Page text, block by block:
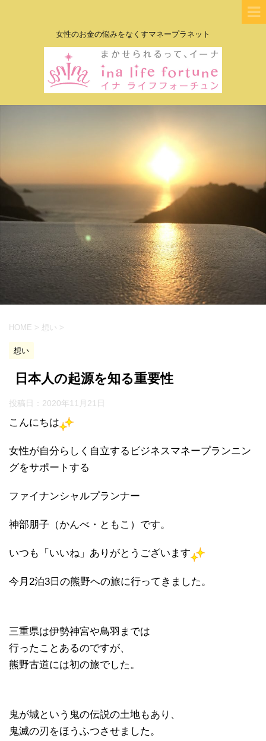
女性のお金の悩みをなくすマネープラネット
HOME > 想い >
想い
日本人の起源を知る重要性
投稿日： 2020年11月21日
こんにちは
女性が自分らしく自立するビジネスマネープランニン
グをサポートする
ファイナンシャルプランナー
神部朋子（かんべ・ともこ）です。
いつも「いいね」ありがとうございます
今月2泊3日の熊野への旅に行ってきました。
三重県は伊勢神宮や鳥羽までは
行ったことあるのですが、
熊野古道には初の旅でした。
鬼が城という鬼の伝説の土地もあり、
鬼滅の刃をほうふつさせました。